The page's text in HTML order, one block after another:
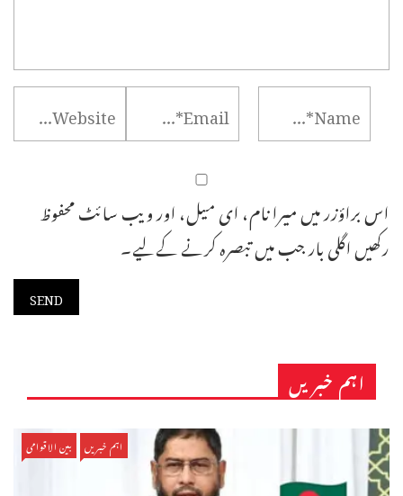
اس براؤزر میں میرا نام، ای میل، اور ویب سائٹ محفوظ
رکھیں اگلی بار جب میں تبصرہ کرنے کےلیے۔
اہم خبریں
اہم خبریں بین الاقوامی